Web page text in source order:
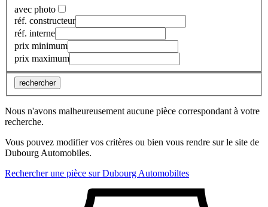
avec photo
réf. constructeur
réf. interne
prix minimum
prix maximum
rechercher
Nous n'avons malheureusement aucune pièce correspondant à votre
recherche.
Vous pouvez modifier vos critères ou bien vous rendre sur le site de
Dubourg Automobiles.
Rechercher une pièce sur Dubourg Automobiltes